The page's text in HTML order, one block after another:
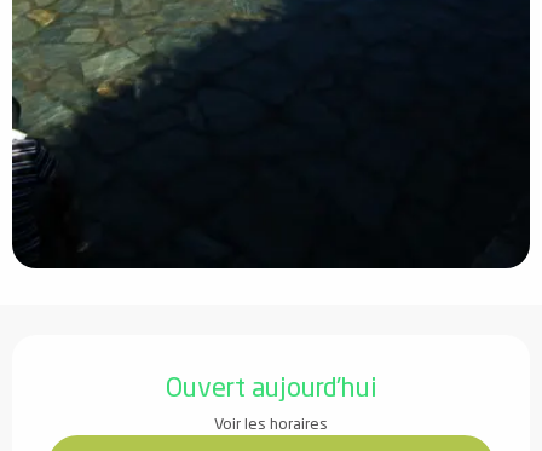
Ouvert aujourd'hui
Voir les horaires